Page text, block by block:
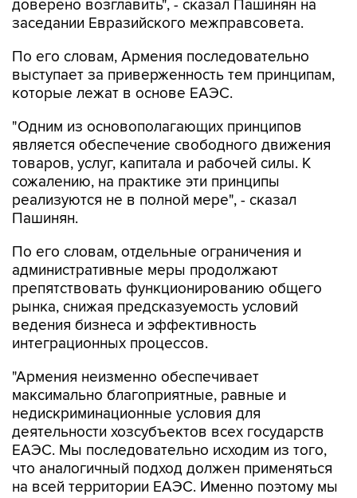
По его словам, Армения последовательно
которые лежат в основе ЕАЭС.
"Одним из основополагающих принципов
товаров, услуг, капитала и рабочей силы. К
сожалению, на практике эти принципы
реализуются не в полной мере", - сказал
Пашинян.
По его словам, отдельные ограничения и
препятствовать функционированию общего
рынка, снижая предсказуемость условий
ведения бизнеса и эффективность
интеграционных процессов.
"Армения неизменно обеспечивает
недискриминационные условия для
деятельности хозсубъектов всех государств
ЕАЭС. Мы последовательно исходим из того,
что аналогичный подход должен применяться
на всей территории ЕАЭС. Именно поэтому мы
считаем принципиально важным, чтобы любые
меры, способные повлиять на доступ товаров